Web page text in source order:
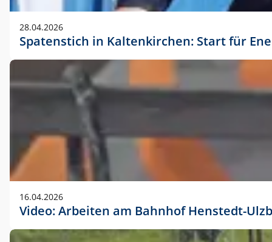
28.04.2026
Spatenstich in Kaltenkirchen: Start für
16.04.2026
Video: Arbeiten am Bahnhof Henstedt-